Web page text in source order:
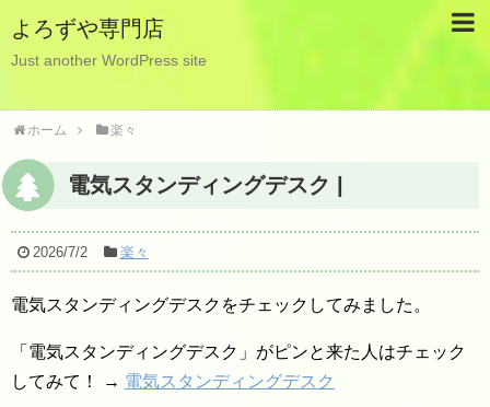
よろずや専門店
Just another WordPress site
ホーム 楽々
電気スタンディングデスク |
2026/7/2 楽々
電気スタンディングデスクをチェックしてみました。
「電気スタンディングデスク」がピンと来た人はチェック
してみて！ → 電気スタンディングデスク